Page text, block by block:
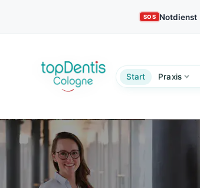
Notdienst
Start Praxis